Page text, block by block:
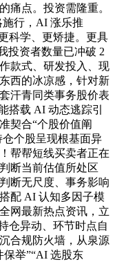
痛点。投资需隆重。
行，AI 涨乐推
科学、更矫捷。更具
投资者数量已冲破 2
款式、研发投入、现
西的冰凉感，针对新
汗青同类事务股价表
搭载 AI 动态逃踪引
契合“个股价值阐
仓个股呈现根基面异
帮帮短线买卖者正在
断当前估值所处区
断无尺度、事务影响
配 AI 认知多因子模
网最新热点资讯，立
仓异动、环节时点自
合规防火墙，从泉源
举”“AI 选股东